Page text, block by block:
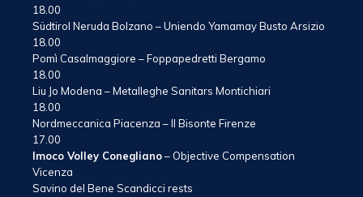
18.00
Südtirol Neruda Bolzano – Uniendo Yamamay Busto Arsizio
18.00
Pomì Casalmaggiore – Foppapedretti Bergamo
18.00
Liu Jo Modena – Metalleghe Sanitars Montichiari
18.00
Nordmeccanica Piacenza – Il Bisonte Firenze
17.00
Imoco Volley Conegliano– Objective Compensation
Vicenza
Savino del Bene Scandicci rests